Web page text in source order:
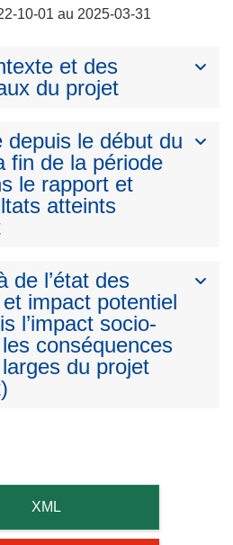
10-01 au 2025-03-31
et des
du projet
depuis le début du
fin de la période
le rapport et
atteints
de l’état des
impact potentiel
l’impact socio-
conséquences
du projet
XML